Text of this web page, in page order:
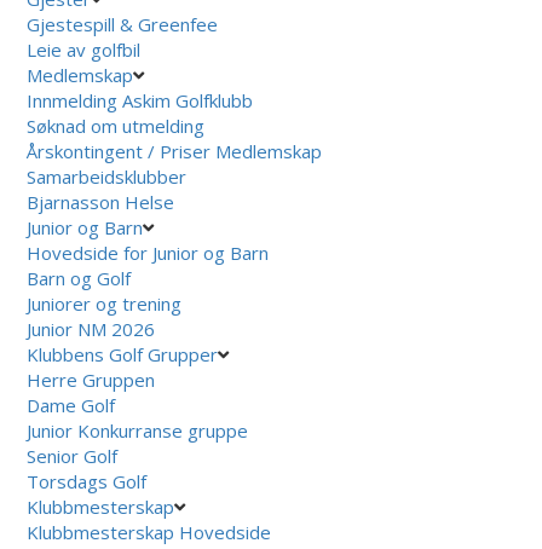
Gjestespill & Greenfee
Leie av golfbil
Medlemskap
Innmelding Askim Golfklubb
Søknad om utmelding
Årskontingent / Priser Medlemskap
Samarbeidsklubber
Bjarnasson Helse
Junior og Barn
Hovedside for Junior og Barn
Barn og Golf
Juniorer og trening
Junior NM 2026
Klubbens Golf Grupper
Herre Gruppen
Dame Golf
Junior Konkurranse gruppe
Senior Golf
Torsdags Golf
Klubbmesterskap
Klubbmesterskap Hovedside